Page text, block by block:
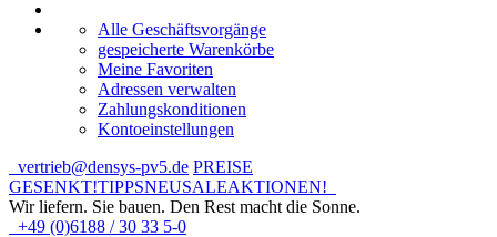
Alle Geschäftsvorgänge
gespeicherte Warenkörbe
Meine Favoriten
Adressen verwalten
Zahlungskonditionen
Kontoeinstellungen
vertrieb@densys-pv5.de PREISE
GESENKT!TIPPSNEUSALEAKTIONEN!
Wir liefern. Sie bauen. Den Rest macht die Sonne.
+49 (0)6188 / 30 33 5-0